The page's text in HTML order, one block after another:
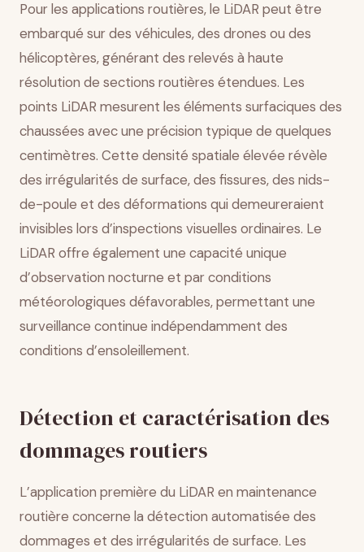
Pour les applications routières, le LiDAR peut être
embarqué sur des véhicules, des drones ou des
hélicoptères, générant des relevés à haute
résolution de sections routières étendues. Les
points LiDAR mesurent les éléments surfaciques des
chaussées avec une précision typique de quelques
centimètres. Cette densité spatiale élevée révèle
des irrégularités de surface, des fissures, des nids-
de-poule et des déformations qui demeureraient
invisibles lors d’inspections visuelles ordinaires. Le
LiDAR offre également une capacité unique
d’observation nocturne et par conditions
météorologiques défavorables, permettant une
surveillance continue indépendamment des
conditions d’ensoleillement.
Détection et caractérisation des
dommages routiers
L’application première du LiDAR en maintenance
routière concerne la détection automatisée des
dommages et des irrégularités de surface. Les